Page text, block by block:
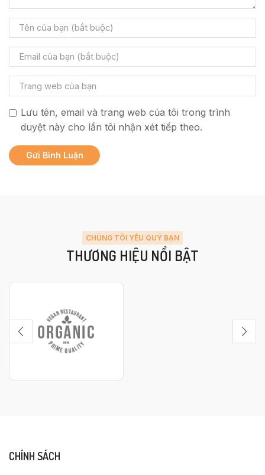
Lưu tên, email và trang web của tôi trong trình
duyệt này cho lần tôi nhận xét tiếp theo.
CHÚNG TÔI YÊU QUÝ BẠN
THƯƠNG HIỆU NỔI BẬT
CHÍNH SÁCH